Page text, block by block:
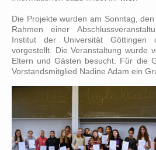
Die Projekte wurden am Sonntag,
Rahmen einer
Institut der Universität Göttingen
vorgestellt. Die Veranstaltung wurde
Eltern und Gästen besucht. Für die
Vorstandsmitglied Nadine Adam ein